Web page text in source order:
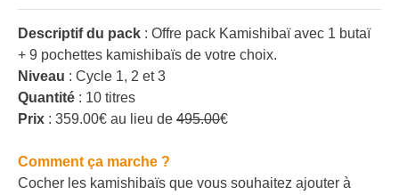
Descriptif du pack : Offre pack Kamishibaï avec 1 butaï
+ 9 pochettes kamishibaïs de votre choix.
Niveau : Cycle 1, 2 et 3
Quantité : 10 titres
Prix : 359.00€ au lieu de 495.00€
Comment ça marche ?
Cocher les kamishibaïs que vous souhaitez ajouter à